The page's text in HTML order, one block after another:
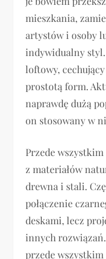
mieszkania,
artystów i osoby
indywidualny
loftowy,
prostotą form.
naprawdę dużą
on stosowany w
Przede
z materiałów
drewna i stali.
połączenie
deskami, lecz
innych
przede